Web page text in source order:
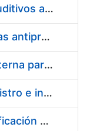
Suministro de Protectores Auditivos a medida para las personas trabajadoras de los Centros de Trabajo de Madrid y Burgos
Suministro de gafas graduadas antiproyecciones para los trabajadores de la FNMT-RCM en los centros de trabajo de Madrid y Burgos
Servicios de una empresa externa para el asesoramiento y resolución de los recursos de alzada que se presentan relacionados con procesos de selección para la FNMT-RCM
Acuerdo marco para el suministro e instalación de persianas, estores y otros complementos
Servicio de Calibración y Verificación Externa de los Equipos de Medición del Servicio de Prevención de la FNMT-RCM